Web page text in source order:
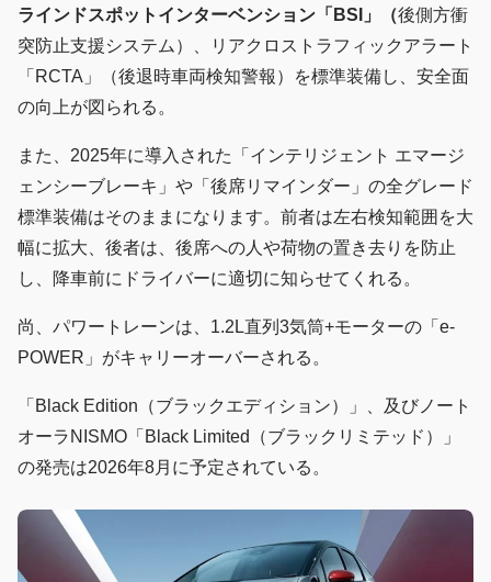
ラインドスポットインターベンション「 BSI 」（後側方衝
突防止支援システム）、リアクロストラフィックアラート
「RCTA」（後退時車両検知警報）を標準装備し、安全面
の向上が図られる。
また、2025年に導入された「インテリジェント エマージ
ェンシーブレーキ」や「後席リマインダー」の全グレード
標準装備はそのままになります。前者は左右検知範囲を大
幅に拡大、後者は、後席への人や荷物の置き去りを防止
し、降車前にドライバーに適切に知らせてくれる。
尚、パワートレーンは、1.2L直列3気筒+モーターの「e-
POWER」がキャリーオーバーされる。
「Black Edition（ブラックエディション）」、及びノート
オーラNISMO「Black Limited（ブラックリミテッド）」
の発売は2026年8月に予定されている。